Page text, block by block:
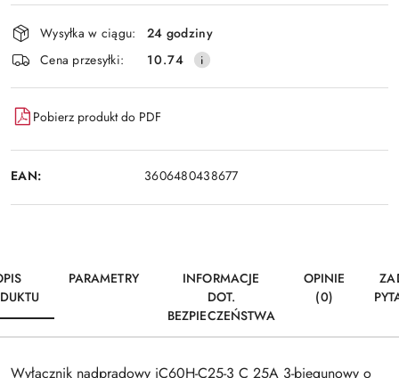
Wyślij
Dostępność
i
dostawa
Wysyłka w ciągu:
24 godziny
Cena przesyłki:
10.74
Pobierz produkt do PDF
EAN: 3606480438677
PARAMETRY
INFORMACJE
DOT.
BEZPIECZEŃSTWA
OPINIE
(0)
Wyłącznik nadprądowy iC60H-C25-3 C 25A 3-biegunowy o